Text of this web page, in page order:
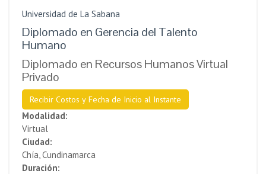
Universidad de La Sabana
Diplomado en Gerencia del Talento
Humano
Diplomado en Recursos Humanos Virtual
Privado
Recibir Costos y Fecha de Inicio al Instante
Modalidad:
Virtual
Ciudad:
Chía, Cundinamarca
Duración: